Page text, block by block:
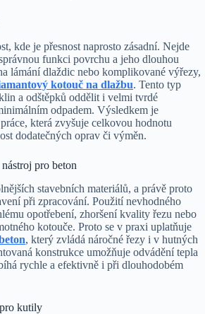
kde je přesnost naprosto zásadní. Nejde
funkci povrchu a jeho dlouhou
lámání dlaždic nebo komplikované výřezy,
kotouč na dlažbu. Tento typ
a odštěpků oddělit i velmi tvrdé
odpadem. Výsledkem je
která zvyšuje celkovou hodnotu
dodatečných oprav či výměn.
pro beton
stavebních materiálů, a právě proto
při zpracování. Použití nevhodného
opotřebení, zhoršení kvality řezu nebo
kotouče. Proto se v praxi uplatňuje
, který zvládá náročné řezy i v hutných
konstrukce umožňuje odvádění tepla
rychle a efektivně i při dlouhodobém
kutily